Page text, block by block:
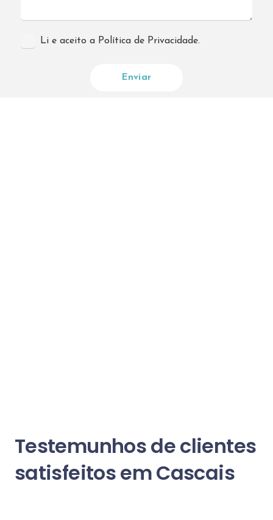
Li e aceito a Política de Privacidade.
Testemunhos de clientes
satisfeitos em Cascais